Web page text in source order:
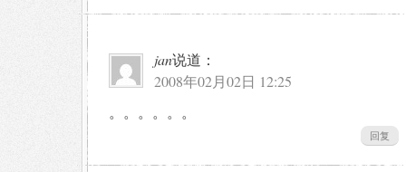
jan说道：
2008年02月02日 12:25
。。。。。。
回复